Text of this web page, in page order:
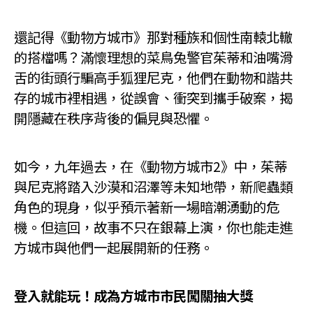
還記得《動物方城市》那對種族和個性南轅北轍
的搭檔嗎？滿懷理想的菜鳥兔警官茱蒂和油嘴滑
舌的街頭行騙高手狐狸尼克，他們在動物和諧共
存的城市裡相遇，從誤會、衝突到攜手破案，揭
開隱藏在秩序背後的偏見與恐懼。
如今，九年過去，在《動物方城市2》中，茱蒂
與尼克將踏入沙漠和沼澤等未知地帶，新爬蟲類
角色的現身，似乎預示著新一場暗潮湧動的危
機。但這回，故事不只在銀幕上演，你也能走進
方城市與他們一起展開新的任務。
登入就能玩！成為方城市市民闖關抽大獎